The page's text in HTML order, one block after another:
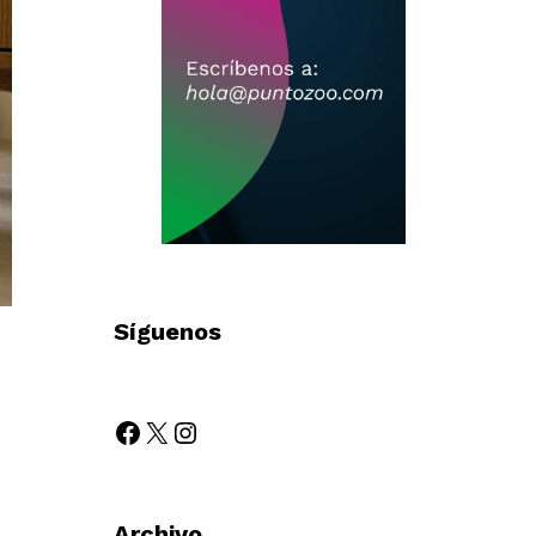
Síguenos